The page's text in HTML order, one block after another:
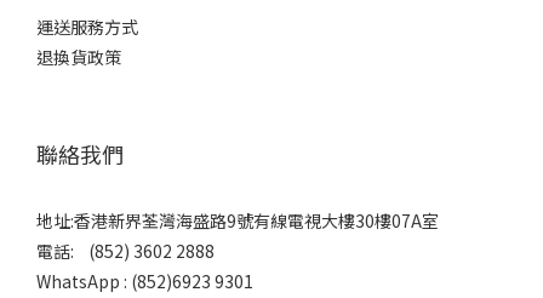
運送服務方式
退換貨政策
聯絡我們
地址:香港新界荃灣海盛路9號有線電視大樓30樓07A室
電話: (852) 3602 2888
WhatsApp : (852)6923 9301